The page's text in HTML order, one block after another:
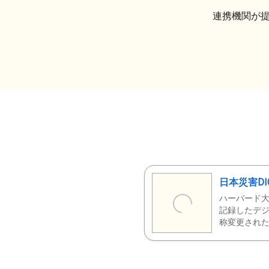
連携機関が
日本災害
ハーバード
記録したデ
称変更された